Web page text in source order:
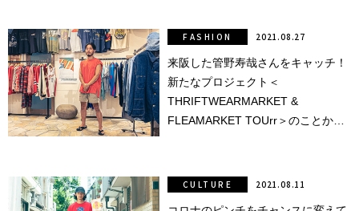
来阪した管野寿哉さんをキャッチ！
新たなプロジェクト＜
THRIFTWEARMARKET &
FLEAMARKET TOUrr＞のことか
いました。
FASHION 2021.08.27
CULTURE 2021.08.11